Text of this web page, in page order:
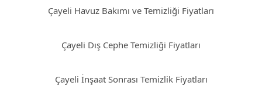
Çayeli Havuz Bakımı ve Temizliği Fiyatları
Çayeli Dış Cephe Temizliği Fiyatları
Çayeli İnşaat Sonrası Temizlik Fiyatları